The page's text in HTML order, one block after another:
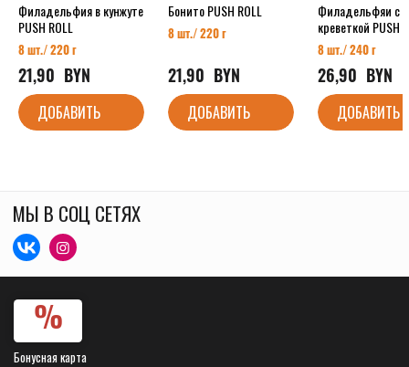
Филадельфия в кунжуте
PUSH ROLL
8 шт./ 220 г
21,90
  BYN
ДОБАВИТЬ
Бонито PUSH ROLL
8 шт./ 220 г
21,90
  BYN
ДОБАВИТЬ
Филадельфяи с
креветкой PUSH
8 шт./ 240 г
26,90
  BYN
ДОБАВИТЬ
МЫ В СОЦ СЕТЯХ
Бонусная карта